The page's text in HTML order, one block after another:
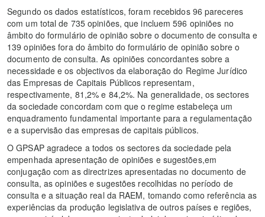
Segundo os dados estatísticos, foram recebidos 96 pareceres
com um total de 735 opiniões, que incluem 596 opiniões no
âmbito do formulário de opinião sobre o documento de consulta e
139 opiniões fora do âmbito do formulário de opinião sobre o
documento de consulta. As opiniões concordantes sobre a
necessidade e os objectivos da elaboração do Regime Jurídico
das Empresas de Capitais Públicos representam,
respectivamente, 81,2% e 84,2%. Na generalidade, os sectores
da sociedade concordam com que o regime estabeleça um
enquadramento fundamental importante para a regulamentação
e a supervisão das empresas de capitais públicos.
O GPSAP agradece a todos os sectores da sociedade pela
empenhada apresentação de opiniões e sugestões,em
conjugação com as directrizes apresentadas no documento de
consulta, as opiniões e sugestões recolhidas no período de
consulta e a situação real da RAEM, tomando como referência as
experiências da produção legislativa de outros países e regiões,